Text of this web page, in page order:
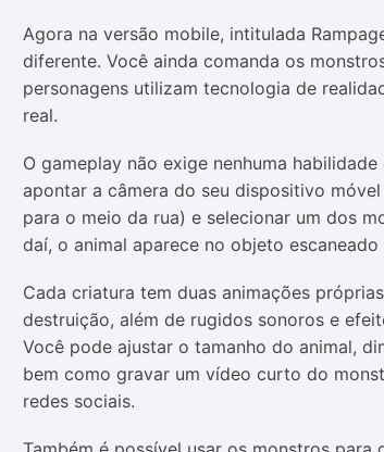
Agora na versão mobile, intitulada
diferente. Você ainda comanda os
personagens utilizam tecnologia de
real.
O gameplay não exige nenhuma
apontar a câmera do seu dispositivo
para o meio da rua) e selecionar um dos
daí, o animal aparece no objeto
Cada criatura tem duas animações
destruição, além de rugidos sonoros e
Você pode ajustar o tamanho do animal,
bem como gravar um vídeo curto do
redes sociais.